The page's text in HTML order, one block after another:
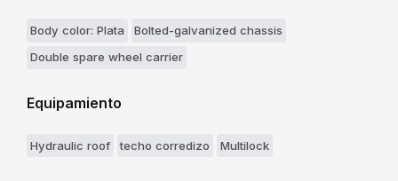
Body color: Plata
Bolted-galvanized chassis
Double spare wheel carrier
Equipamiento
Hydraulic roof techo corredizo Multilock